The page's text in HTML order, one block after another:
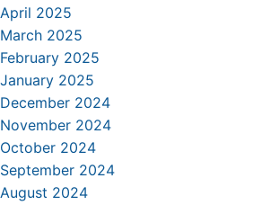
April 2025
March 2025
February 2025
January 2025
December 2024
November 2024
October 2024
September 2024
August 2024